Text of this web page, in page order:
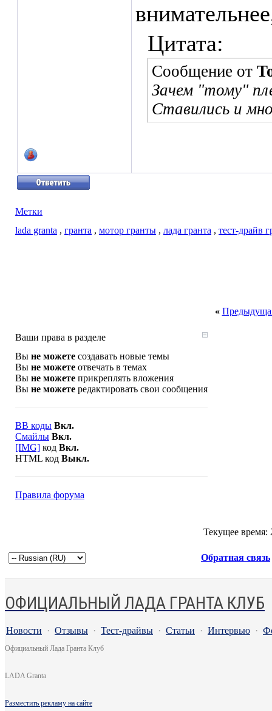
Цитата:
Сообщение от
Зачем "тому"
Ставились и
Метки
lada granta , гранта , мотор гранты , лада гранта , тест-драйв
«
Ваши права в разделе
Вы не можете создавать новые темы
Вы не можете отвечать в темах
Вы не можете прикреплять вложения
Вы не можете редактировать свои сообщения
BB коды Вкл.
Смайлы Вкл.
[IMG] код Вкл.
HTML код Выкл.
Правила форума
Текущее время:
Обратная связь
ОФИЦИАЛЬНЫЙ ЛАДА ГРАНТА КЛУБ
Новости · Отзывы · Тест-драйвы · Статьи · Интервью ·
Официальный Лада Гранта Клуб
LADA Granta
Разместить рекламу на сайте